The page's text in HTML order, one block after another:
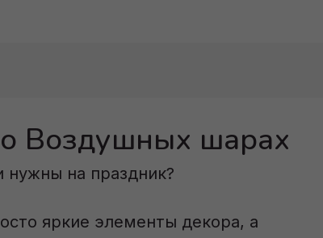
Воздушных шарах
на праздник?
яркие элементы декора, а